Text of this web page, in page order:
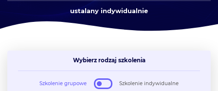
ustalany indywidualnie
Wybierz rodzaj szkolenia
Szkolenie grupowe Szkolenie indywidualne